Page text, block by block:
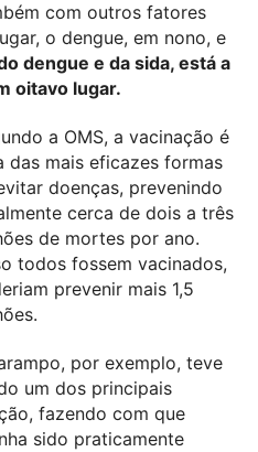
com outros fatores
o dengue, em nono, e
dengue e da sida, está a
oitavo lugar.
a OMS, a vacinação é
das mais eficazes formas
doenças, prevenindo
cerca de dois a três
de mortes por ano.
todos fossem vacinados,
prevenir mais 1,5
por exemplo, teve
um dos principais
fazendo com que
sido praticamente